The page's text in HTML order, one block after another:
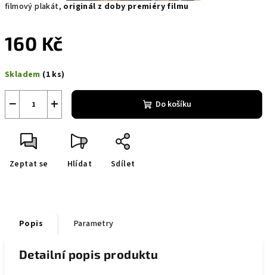
filmový plakát, originál z doby premiéry filmu
160 Kč
cena:
Skladem (1 ks)
+
− Do košíku
Zeptat se Hlídat Sdílet
Popis Parametry
Detailní popis produktu